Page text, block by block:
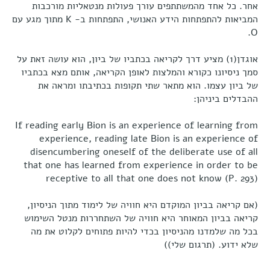
אחר. כל אחד מהמשתתפים עורך פעולות מנטאליות מורכבות
המביאות להתפתחות הידע האנושי, התפתחות ב- K מתוך מגע עם
O.
אוגדן(1) מציע דרך לקריאה בכתביו של ביון, הוא עושה זאת על
סמך ניסיונו כקורא והמלצות לאופן הקריאה, אותם מצא בכתביו
של ביון עצמו. הוא מתאר שתי תקופות בכתיבתו ומראה את
ההבדלים ביניהן:
If reading early Bion is an experience of learning from
experience, reading late Bion is an experience of
disencumbering oneself of the deliberate use of all
that one has learned from experience in order to be
receptive to all that one does not know (P. 293)
(אם קריאה בביון המוקדם היא חוויה של לימוד מתוך הניסיון,
קריאה בביון המאוחר היא חוויה של השתחררות מנטל השימוש
בכל מה שלמדנו מהניסיון בכדי להיות פתוחים לקלוט את מה
שלא ידוע. (תרגום שלי))